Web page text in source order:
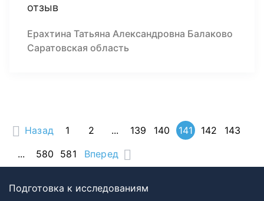
отзыв
Ерахтина Татьяна Александровна Балаково
Саратовская область
Назад 1 2 ... 139 140 141 142
143
...
580 581 Вперед
Подготовка к исследованиям